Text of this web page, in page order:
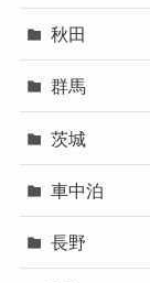
秋田
群馬
茨城
車中泊
長野